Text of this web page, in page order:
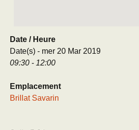
Date / Heure
Date(s) - mer 20 Mar 2019
09:30 - 12:00
Emplacement
Brillat Savarin